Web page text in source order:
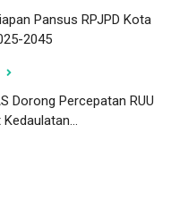
Pansus RPJPD Kota
2045
Dorong Percepatan RUU